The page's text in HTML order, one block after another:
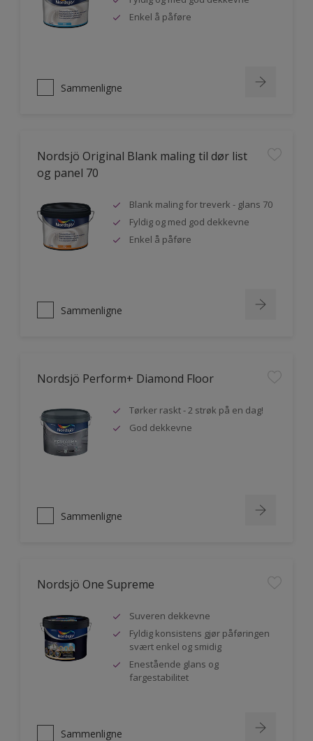
Enkel å påføre
Sammenligne
Nordsjö Original Blank maling til dør list
og panel 70
Blank maling for treverk - glans 70
Fyldig og med god dekkevne
Enkel å påføre
Sammenligne
Nordsjö Perform+ Diamond Floor
Tørker raskt - 2 strøk på en dag!
God dekkevne
Sammenligne
Nordsjö One Supreme
Suveren dekkevne
Fyldig konsistens gjør påføringen
svært enkel og smidig
Enestående glans og
fargestabilitet
Sammenligne